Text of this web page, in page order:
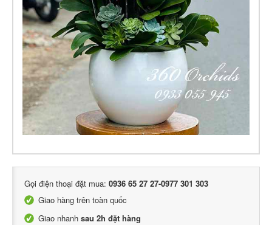
Gọi điện thoại đặt mua: 0936 65 27 27-0977 301 303
Giao hàng trên toàn quốc
Giao nhanh sau 2h đặt hàng